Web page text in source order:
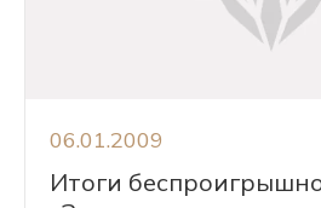
06.01.2009
Итоги